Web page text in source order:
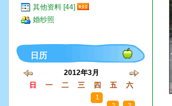
其他资料 [44]
婚纱照
日历
2012年3月
日
一 二 三 四 五 六
1